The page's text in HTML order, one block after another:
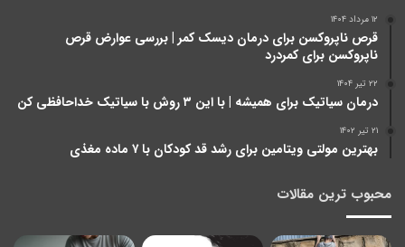
۱۲ مرداد ۱۴۰۴
قرص ناپروکسن برای درمان دیسک کمر | بررسی عوارض قرص
ناپروکسن برای کمردرد
۲۲ تیر ۱۴۰۴
درمان سیاتیک برای همیشه | با این ۳ روش با سیاتیک خداحافظی کن
۲۱ تیر ۱۴۰۲
بهترین مولتی ویتامین برای رشد قد کودکان با ۷ ماده مغذی
محبوب ترین مقالات